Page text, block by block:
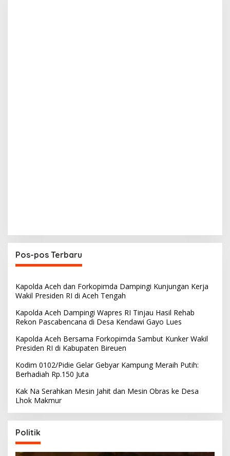
Pos-pos Terbaru
Kapolda Aceh dan Forkopimda Dampingi Kunjungan Kerja
Wakil Presiden RI di Aceh Tengah
Kapolda Aceh Dampingi Wapres RI Tinjau Hasil Rehab
Rekon Pascabencana di Desa Kendawi Gayo Lues
Kapolda Aceh Bersama Forkopimda Sambut Kunker Wakil
Presiden RI di Kabupaten Bireuen
Kodim 0102/Pidie Gelar Gebyar Kampung Meraih Putih:
Berhadiah Rp.150 Juta
Kak Na Serahkan Mesin Jahit dan Mesin Obras ke Desa
Lhok Makmur
Politik